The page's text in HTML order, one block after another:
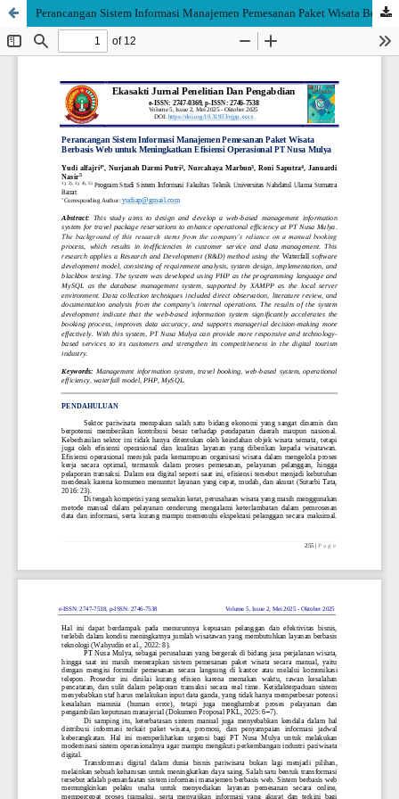
Perancangan Sistem Informasi Manajemen Pemesanan Paket Wisata Berbasis Web untuk Meningkatkan Efisiensi Operasional PT Nusa Mulya